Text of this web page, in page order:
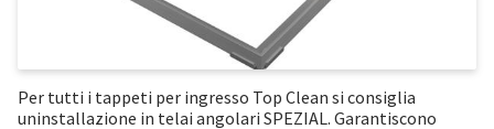
Per tutti i tappeti per ingresso Top Clean si consiglia
uninstallazione in telai angolari SPEZIAL. Garantiscono